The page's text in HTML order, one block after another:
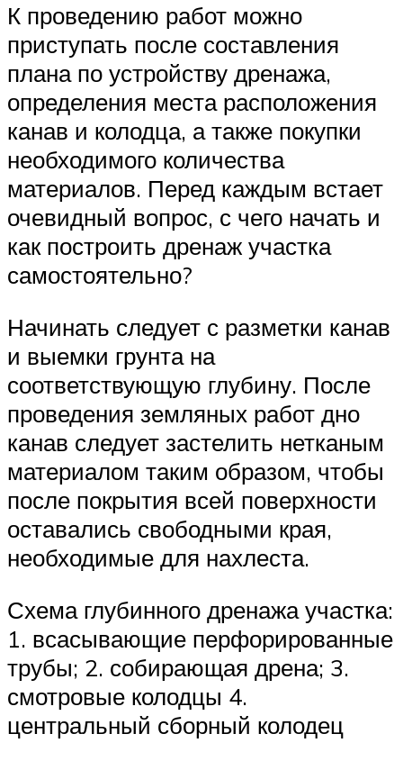
К проведению работ можно
приступать после составления
плана по устройству дренажа,
определения места расположения
канав и колодца, а также покупки
необходимого количества
материалов. Перед каждым встает
очевидный вопрос, с чего начать и
как построить дренаж участка
самостоятельно?
Начинать следует с разметки канав
и выемки грунта на
соответствующую глубину. После
проведения земляных работ дно
канав следует застелить нетканым
материалом таким образом, чтобы
после покрытия всей поверхности
оставались свободными края,
необходимые для нахлеста.
Схема глубинного дренажа участка:
1. всасывающие перфорированные
трубы; 2. собирающая дрена; 3.
смотровые колодцы 4.
центральный сборный колодец